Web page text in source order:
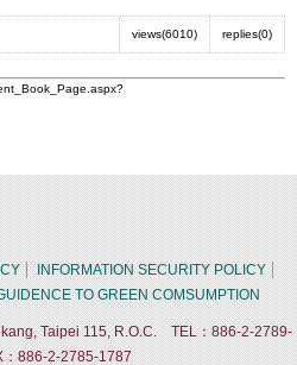
replies(0)
views(6010)
INFORMATION SECURITY POLICY
TO GREEN COMSUMPTION
Taipei 115, R.O.C. TEL：886-2-2789-
886-2-2785-1787